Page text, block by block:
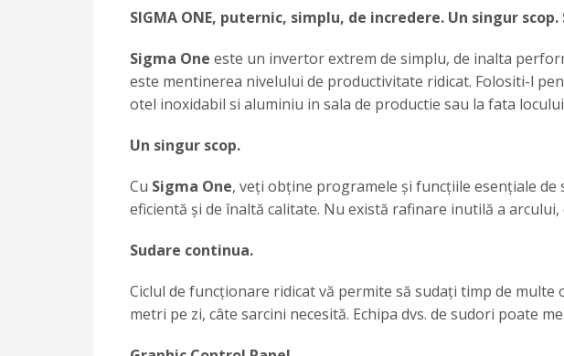
SIGMA ONE, puternic, simplu, de incredere. Un singur scop.
Sigma One este un invertor extrem de simplu, de inalta
este mentinerea nivelului de productivitate ridicat. Folositi-l
otel inoxidabil si aluminiu in sala de productie sau la fata
Un singur scop.
Cu Sigma One, veți obține programele și funcțiile esențiale
eficientă și de înaltă calitate. Nu există rafinare inutilă a
Sudare continua.
Ciclul de funcționare ridicat vă permite să sudați timp de
metri pe zi, câte sarcini necesită. Echipa dvs. de sudori poate